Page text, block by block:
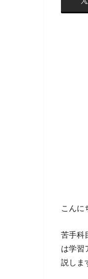
こんに
苦手科
は学習
説しま